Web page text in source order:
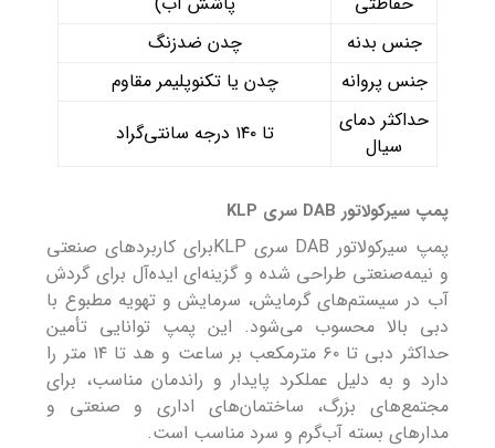
جنس بدنه
چدن ضدزنگ
جنس پروانه
چدن یا تکنوپلیمر مقاوم
حداکثر دمای
سیال
تا ۱۴۰ درجه سانتی‌گراد
پمپ سیرکولاتور DAB سری KLP
پمپ سیرکولاتور DAB سری KLPبرای کاربردهای صنعتی
و نیمه‌صنعتی طراحی شده و گزینه‌ای ایده‌آل برای گردش
آب در سیستم‌های گرمایش، سرمایش و تهویه مطبوع با
دبی بالا محسوب می‌شود. این پمپ توانایی تأمین
حداکثر دبی تا ۶۰ مترمکعب بر ساعت و هد تا ۱۴ متر را
دارد و به دلیل عملکرد پایدار و راندمان مناسب، برای
مجتمع‌های بزرگ، ساختمان‌های اداری و صنعتی و
مدارهای بسته آب‌گرم و سرد مناسب است.